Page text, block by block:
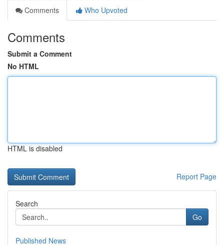
Comments
Who Upvoted
Comments
Submit a Comment
No HTML
HTML is disabled
Report Page
Search
Go
Published News